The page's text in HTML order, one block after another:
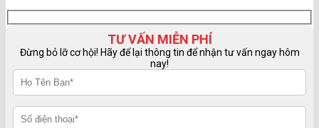
TƯ VẤN MIỄN PHÍ
Đừng bỏ lỡ cơ hội! Hãy để lại thông tin để nhận tư vấn ngay hôm
nay!